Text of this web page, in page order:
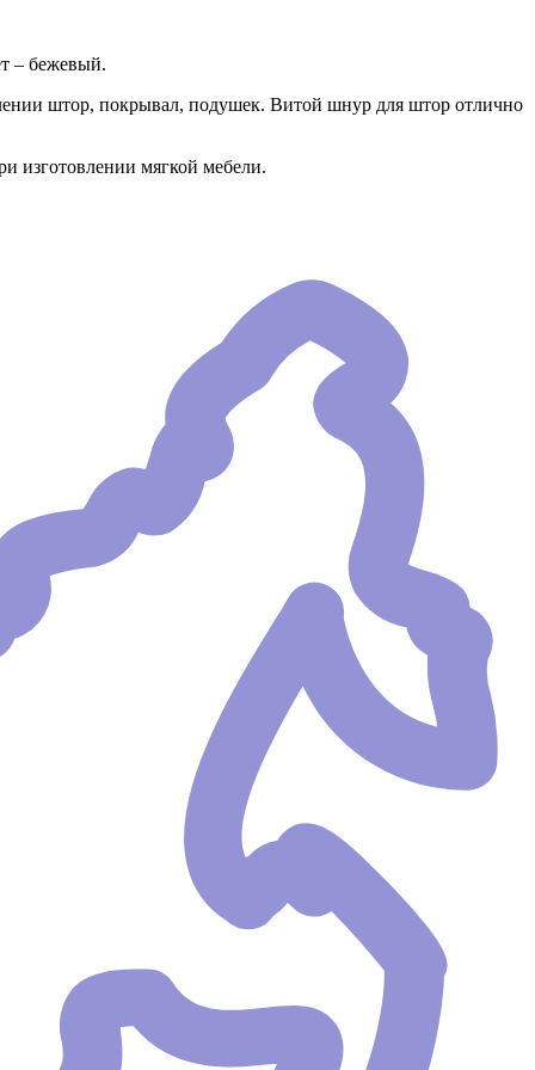
– бежевый.
штор, покрывал, подушек. Витой шнур для штор отлично
изготовлении мягкой мебели.